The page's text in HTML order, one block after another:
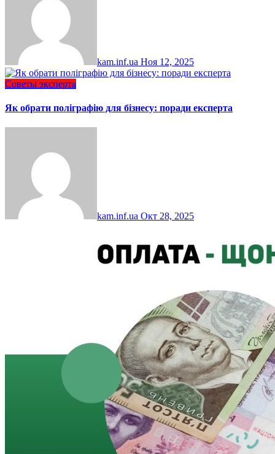
kam.inf.ua Ноя 12, 2025
Советы эксперта
Як обрати поліграфію для бізнесу: поради експерта
kam.inf.ua Окт 28, 2025